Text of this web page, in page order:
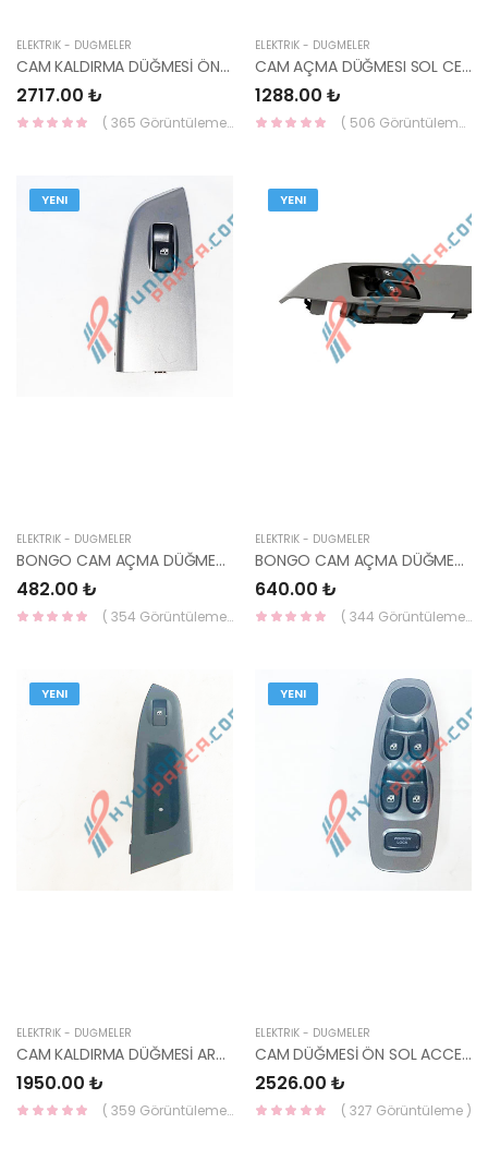
ELEKTRİK - DÜĞMELER
CAM KALDIRMA DÜĞMESİ ÖN SOL BLUE ( 4 ' LÜ ) 2011- 93570-1R210S4 93570-1R410S4-HM
2717.00 ₺
( 365 Görüntüleme )
ELEKTRİK - DÜĞMELER
CAM AÇMA DÜĞMESI SOL CERATO 03-09 93570-2F460D8-HMC
1288.00 ₺
( 506 Görüntüleme )
YENI
ELEKTRİK - DÜĞMELER
BONGO CAM AÇMA DÜĞMESİ 04=> SAĞ 93575-4E000-YS
482.00 ₺
( 354 Görüntüleme )
YENI
ELEKTRİK - DÜĞMELER
BONGO CAM AÇMA DÜĞMESİ SOL 04- 93570-4E000-YS
640.00 ₺
( 344 Görüntüleme )
YENI
ELEKTRİK - DÜĞMELER
CAM KALDIRMA DÜĞMESİ ARKA SOL 2003- 93580-1C010AX-HMC
1950.00 ₺
( 359 Görüntüleme )
YENI
ELEKTRİK - DÜĞMELER
CAM DÜĞMESİ ÖN SOL ACCENT 03- 93570-25000PK-YS
2526.00 ₺
( 327 Görüntüleme )